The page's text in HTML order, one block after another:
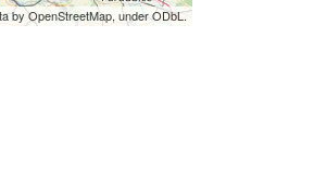
by OpenStreetMap, under ODbL.